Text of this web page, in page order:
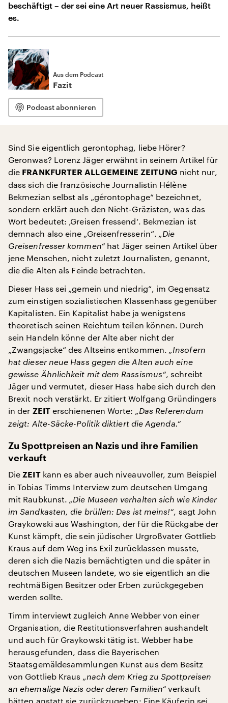
beschäftigt – der sei eine Art neuer Rassismus, heißt
es.
Aus dem Podcast
Fazit
Podcast abonnieren
Sind Sie eigentlich gerontophag, liebe Hörer?
Geronwas? Lorenz Jäger erwähnt in seinem Artikel für
die FRANKFURTER ALLGEMEINE ZEITUNG nicht nur,
dass sich die französische Journalistin Hélène
Bekmezian selbst als „gérontophage“ bezeichnet,
sondern erklärt auch den Nicht-Gräzisten, was das
Wort bedeutet: ‚Greisen fressend‘. Bekmezian ist
demnach also eine „Greisenfresserin“. „Die
Greisenfresser kommen“hat Jäger seinen Artikel über
jene Menschen, nicht zuletzt Journalisten, genannt,
die die Alten als Feinde betrachten.
Dieser Hass sei „gemein und niedrig“, im Gegensatz
zum einstigen sozialistischen Klassenhass gegenüber
Kapitalisten. Ein Kapitalist habe ja wenigstens
theoretisch seinen Reichtum teilen können. Durch
sein Handeln könne der Alte aber nicht der
„Zwangsjacke“ des Altseins entkommen. „Insofern
hat dieser neue Hass gegen die Alten auch eine
gewisse Ähnlichkeit mit dem Rassismus“, schreibt
Jäger und vermutet, dieser Hass habe sich durch den
Brexit noch verstärkt. Er zitiert Wolfgang Gründingers
in der ZEITerschienenen Worte: „Das Referendum
zeigt: Alte-Säcke-Politik diktiert die Agenda.“
Zu Spottpreisen an Nazis und ihre Familien
verkauft
Die ZEITkann es aber auch niveauvoller, zum Beispiel
in Tobias Timms Interview zum deutschen Umgang
mit Raubkunst. „Die Museen verhalten sich wie Kinder
im Sandkasten, die brüllen: Das ist meins!“, sagt John
Graykowski aus Washington, der für die Rückgabe der
Kunst kämpft, die sein jüdischer Urgroßvater Gottlieb
Kraus auf dem Weg ins Exil zurücklassen musste,
deren sich die Nazis bemächtigten und die später in
deutschen Museen landete, wo sie eigentlich an die
rechtmäßigen Besitzer oder Erben zurückgegeben
werden sollte.
Timm interviewt zugleich Anne Webber von einer
Organisation, die Restitutionsverfahren aushandelt
und auch für Graykowski tätig ist. Webber habe
herausgefunden, dass die Bayerischen
Staatsgemäldesammlungen Kunst aus dem Besitz
von Gottlieb Kraus „nach dem Krieg zu Spottpreisen
an ehemalige Nazis oder deren Familien“ verkauft
hätten anstatt sie zurückzugeben: Eine Käuferin sei